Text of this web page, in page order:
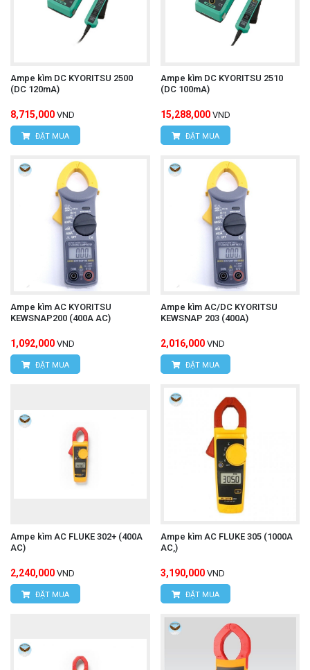
Ampe kìm DC KYORITSU 2500
(DC 120mA)
8,715,000 VND
ĐẶT MUA
Ampe kìm DC KYORITSU 2510
(DC 100mA)
15,288,000 VND
ĐẶT MUA
Ampe kìm AC KYORITSU
KEWSNAP200 (400A AC)
1,092,000 VND
ĐẶT MUA
Ampe kìm AC/DC KYORITSU
KEWSNAP 203 (400A)
2,016,000 VND
ĐẶT MUA
Ampe kìm AC FLUKE 302+ (400A
AC)
2,240,000 VND
ĐẶT MUA
Ampe kìm AC FLUKE 305 (1000A
AC,)
3,190,000 VND
ĐẶT MUA